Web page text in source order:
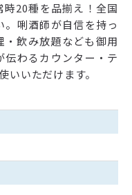
20種を品揃え！全国
唎酒師が自信を持っ
飲み放題なども御用
わるカウンター・テ
いいただけます。